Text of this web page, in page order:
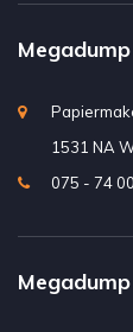
1531 NA
075 - 74